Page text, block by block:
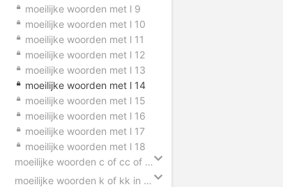
moeilijke woorden met l 9
moeilijke woorden met l 10
moeilijke woorden met l 11
moeilijke woorden met l 12
moeilijke woorden met l 13
moeilijke woorden met l 14
moeilijke woorden met l 15
moeilijke woorden met l 16
moeilijke woorden met l 17
moeilijke woorden met l 18
moeilijke woorden c of cc of ck in zinnen
moeilijke woorden k of kk in zinnen